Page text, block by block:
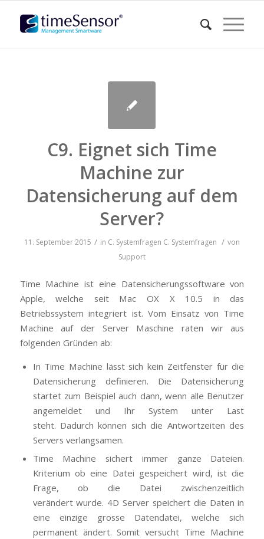
C9. Eignet sich Time
Machine zur
Datensicherung auf dem
Server?
11. September 2015 / in C. Systemfragen C. Systemfragen / von
Support
Time Machine ist eine Datensicherungssoftware von
Apple, welche seit Mac OX X 10.5 in das
Betriebssystem integriert ist. Vom Einsatz von Time
Machine auf der Server Maschine raten wir aus
folgenden Gründen ab:
In Time Machine lässt sich kein Zeitfenster für die
Datensicherung definieren. Die Datensicherung
startet zum Beispiel auch dann, wenn alle Benutzer
angemeldet und Ihr System unter Last
steht. Dadurch können sich die Antwortzeiten des
Servers verlangsamen.
Time Machine sichert immer ganze Dateien.
Kriterium ob eine Datei gespeichert wird, ist die
Frage, ob die Datei zwischenzeitlich
verändert wurde. 4D Server speichert die Daten in
eine einzige grosse Datendatei, welche sich
permanent ändert. Somit versucht Time Machine